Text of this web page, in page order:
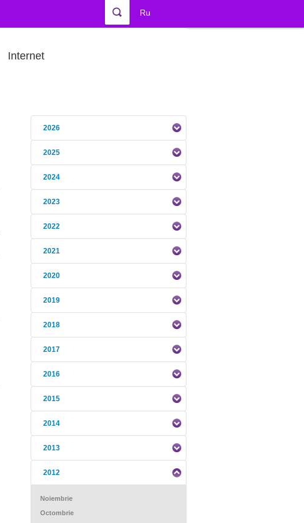
Ru
Internet
2026
2025
2024
2023
2022
2021
2020
2019
2018
2017
2016
2015
2014
2013
2012
Noiembrie
Octombrie